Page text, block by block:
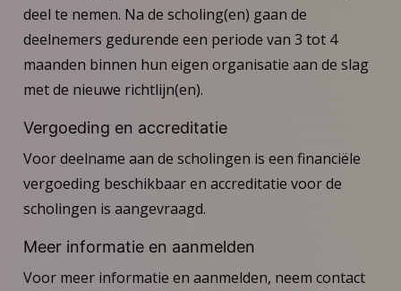
deel te nemen. Na de scholing(en) gaan de
deelnemers gedurende een periode van 3 tot 4
maanden binnen hun eigen organisatie aan de slag
met de nieuwe richtlijn(en).
Vergoeding en accreditatie
Voor deelname aan de scholingen is een financiële
vergoeding beschikbaar en accreditatie voor de
scholingen is aangevraagd.
Meer informatie en aanmelden
Voor meer informatie en aanmelden, neem contact